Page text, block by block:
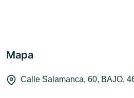
Mapa
Calle Salamanca, 60, BAJO,